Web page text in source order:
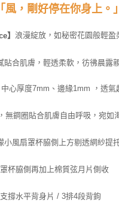
，剛好停在你身上。」
】 浪漫綻放，如秘密花園般輕盈
合肌膚，輕透柔軟，彷彿晨露
中心厚度7mm、邊緣1mm ，透氣
無鋼圈貼合肌膚自由呼吸，宛如
小風扇罩杯脇側上方剔透網紗提
罩杯脇側再加上棉質弦月片側收
撐水平背身片 / 3排4段背鉤